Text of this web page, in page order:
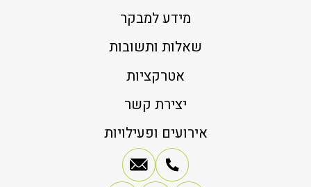
מידע למבקר
שאלות ותשובות
אטרקציות
יצירת קשר
אירועים ופעילויות